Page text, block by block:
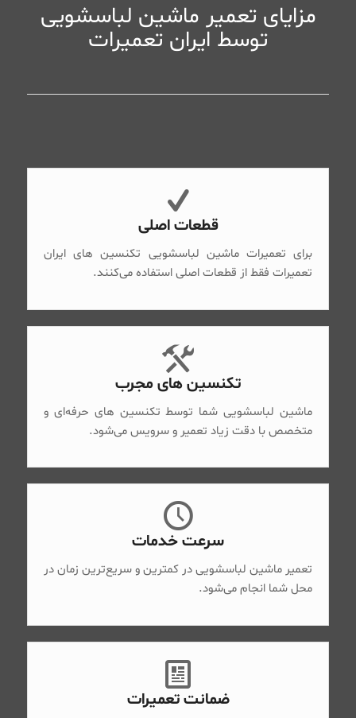
مزایای تعمیر ماشین لباسشویی
توسط ایران تعمیرات
قطعات اصلی
برای تعمیرات ماشین لباسشویی تکنسین های ایران
تعمیرات فقط از قطعات اصلی استفاده می‌کنند.
تکنسین های مجرب
ماشین لباسشویی شما توسط تکنسین های حرفه‌ای و
متخصص با دقت زیاد تعمیر و سرویس می‌شود.
سرعت خدمات
تعمیر ماشین لباسشویی در کمترین و سریع‌ترین زمان در
محل شما انجام می‌شود.
ضمانت تعمیرات